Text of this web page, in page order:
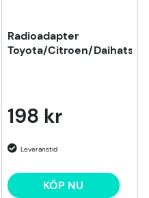
Radioadapter
Toyota/Citroen/Daihatsu/
198 kr
KÖP NU